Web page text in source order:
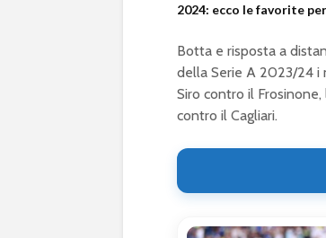
2024: ecco le favorite
Botta e risposta a
della Serie A 2023/24 i
Siro contro il
contro il Cagliari.